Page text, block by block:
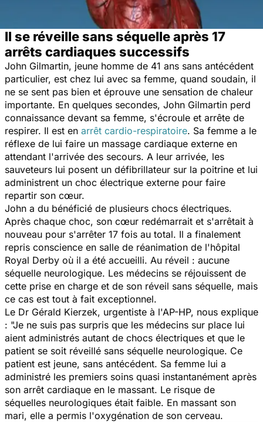
Il se réveille sans séquelle après 17
arrêts cardiaques successifs
John Gilmartin, jeune homme de 41 ans sans antécédent
particulier, est chez lui avec sa femme, quand soudain, il
ne se sent pas bien et éprouve une sensation de chaleur
importante. En quelques secondes, John Gilmartin perd
connaissance devant sa femme, s'écroule et arrête de
respirer. Il est en arrêt cardio-respiratoire. Sa femme a le
réflexe de lui faire un massage cardiaque externe en
attendant l'arrivée des secours. A leur arrivée, les
sauveteurs lui posent un défibrillateur sur la poitrine et lui
administrent un choc électrique externe pour faire
repartir son cœur.
John a du bénéficié de plusieurs chocs électriques.
Après chaque choc, son cœur redémarrait et s'arrêtait à
nouveau pour s'arrêter 17 fois au total. Il a finalement
repris conscience en salle de réanimation de l'hôpital
Royal Derby où il a été accueilli. Au réveil : aucune
séquelle neurologique. Les médecins se réjouissent de
cette prise en charge et de son réveil sans séquelle, mais
ce cas est tout à fait exceptionnel.
Le Dr Gérald Kierzek, urgentiste à l'AP-HP, nous explique
: "Je ne suis pas surpris que les médecins sur place lui
aient administrés autant de chocs électriques et que le
patient se soit réveillé sans séquelle neurologique. Ce
patient est jeune, sans antécédent. Sa femme lui a
administré les premiers soins quasi instantanément après
son arrêt cardiaque en le massant. Le risque de
séquelles neurologiques était faible. En massant son
mari, elle a permis l'oxygénation de son cerveau.